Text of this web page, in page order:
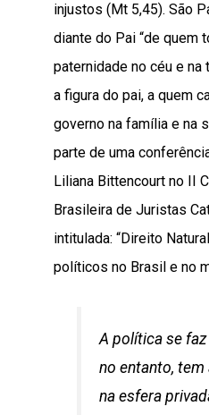
injustos (Mt 5,45). São
diante do Pai “de quem
paternidade no céu e na
a figura do pai, a quem
governo na família e na
parte de uma
Liliana Bittencourt no II
Brasileira de Juristas
intitulada: “Direito
políticos no Brasil e no
A política se
no entanto,
na esfera